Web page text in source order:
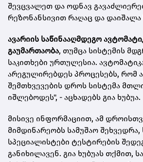
შევცვალეთ და ოდნავ
რეზონანსივით რაღაც და დაიშალა
ავარიის საწინააღმდეგო
გაუმართაობა, თუმცა სისტემის
საკითხები ურთულესია.
არეგულირებდეს პროცესებს, რომ
შემთხვევების დროს სისტემა
იშლებოდეს", - აცხადებს გია ხუბუა.
მისივე ინფორმაციით, ამ
მიმდინარეობს სამუშაო შეხვედრა,
სპეციალისტები ტესტირების
განიხილავენ. გია ხუბუას თქმით,